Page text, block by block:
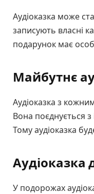
Аудіоказка може
записують власні
подарунок має
Майбутнє
Аудіоказка з
Вона поєднується
Тому аудіоказка
Аудіоказка
У подорожах